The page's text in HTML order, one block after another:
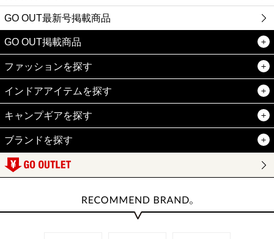
GO OUT最新号掲載商品
GO OUT掲載商品
ファッションを探す
インドアアイテムを探す
キャンプギアを探す
ブランドを探す